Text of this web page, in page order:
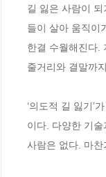
길 잃은 사람이
들이 살아 움직이
한결 수월해진다.
줄거리와 결말까
‘의도적 길 잃기’
이다. 다양한 기
사람은 없다. 마찬